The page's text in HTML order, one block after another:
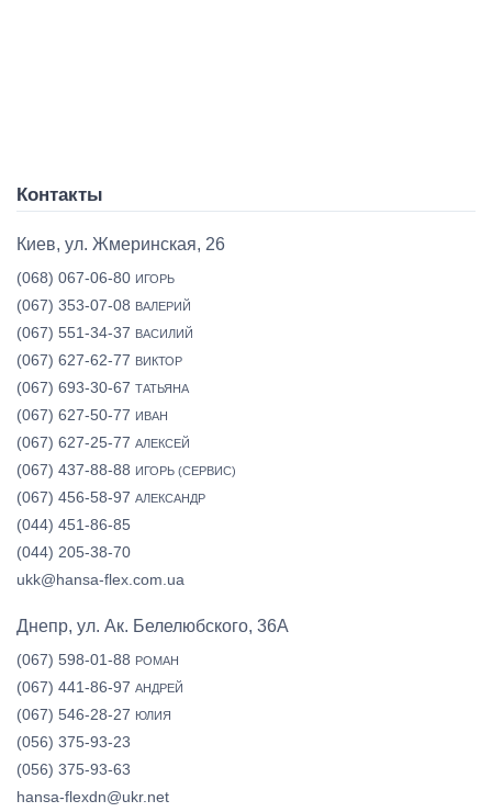
Контакты
Киев, ул. Жмеринская, 26
(068) 067-06-80 ИГОРЬ
(067) 353-07-08 ВАЛЕРИЙ
(067) 551-34-37 ВАСИЛИЙ
(067) 627-62-77 ВИКТОР
(067) 693-30-67 ТАТЬЯНА
(067) 627-50-77 ИВАН
(067) 627-25-77 АЛЕКСЕЙ
(067) 437-88-88 ИГОРЬ (СЕРВИС)
(067) 456-58-97 АЛЕКСАНДР
(044) 451-86-85
(044) 205-38-70
ukk@hansa-flex.com.ua
Днепр, ул. Ак. Белелюбского, 36А
(067) 598-01-88 РОМАН
(067) 441-86-97 АНДРЕЙ
(067) 546-28-27 ЮЛИЯ
(056) 375-93-23
(056) 375-93-63
hansa-flexdn@ukr.net